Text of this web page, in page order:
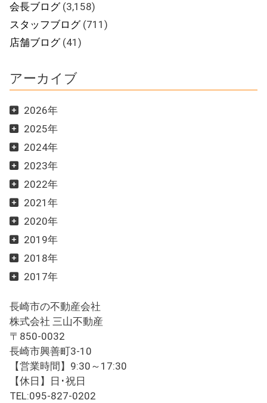
会長ブログ(3,158)
スタッフブログ(711)
店舗ブログ(41)
アーカイブ
2026年
2025年
2024年
2023年
2022年
2021年
2020年
2019年
2018年
2017年
長崎市の不動産会社
株式会社 三山不動産
〒850-0032
長崎市興善町3-10
【営業時間】9:30～17:30
【休日】日･祝日
TEL:095-827-0202